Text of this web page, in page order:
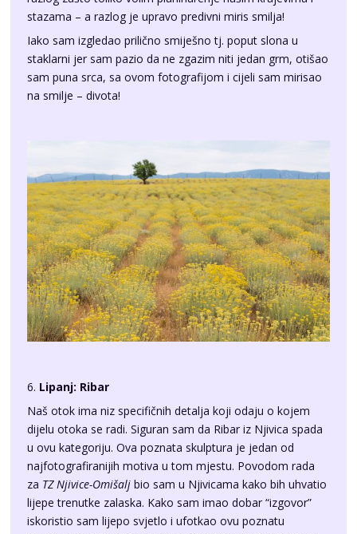
staklarni jer sam pazio da ne zgazim niti jedan grm, otišao
sam puna srca, sa ovom fotografijom i cijeli sam mirisao
na smilje – divota!
6.Lipanj: Ribar
dijelu otoka se radi. Siguran sam da Ribar iz Njivica spada
u ovu kategoriju. Ova poznata skulptura je jedan od
najfotografiranijih motiva u tom mjestu. Povodom rada
zaTZ Njivice-Omišalj bio sam u Njivicama kako bih uhvatio
lijepe trenutke zalaska. Kako sam imao dobar “izgovor”
iskoristio sam lijepo svjetlo i ufotkao ovu poznatu
skulpturu na jedan drugačiji način te time je donio i pred
vaše cijenjene oči, voila!